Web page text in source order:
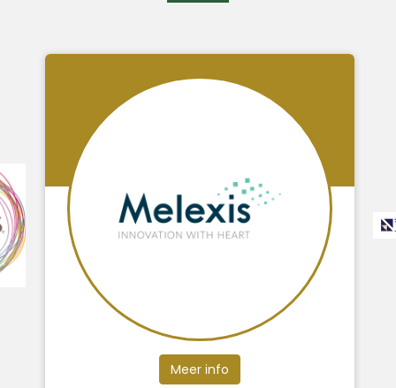
Meer info